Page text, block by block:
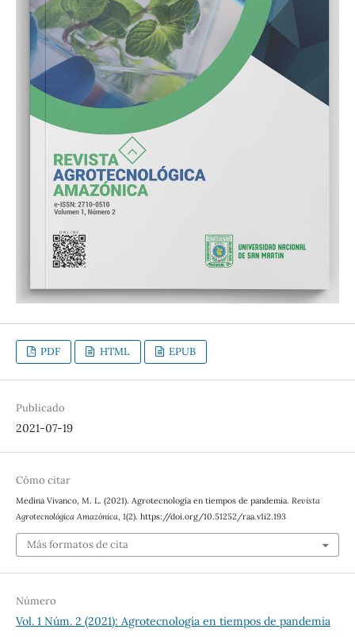
PDF HTML EPUB
Publicado
2021-07-19
Cómo citar
Medina Vivanco, M. L. (2021). Agrotecnología en tiempos de pandemia. Revista
Agrotecnológica Amazónica, 1(2). https://doi.org/10.51252/raa.v1i2.193
Más formatos de cita
Número
Vol. 1 Núm. 2 (2021): Agrotecnología en tiempos de pandemia